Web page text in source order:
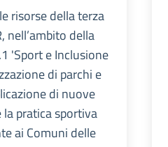
risorse della terza
nell’ambito della
'Sport e Inclusione
di parchi e
di nuove
pratica sportiva
ai Comuni delle